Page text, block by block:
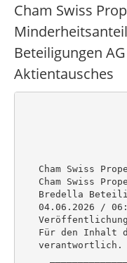
Cham Swiss
Beteiligungen
Aktientausches
Cham Swiss
Cham Swiss
Bredella
04.06.2026 /
Für den Inhalt
   verantwortlich.